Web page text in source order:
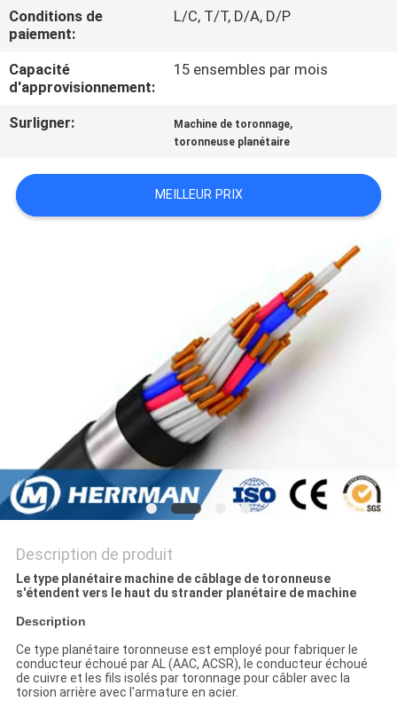
CONTACTEZ-
NOUS
NOUVELLES
UNE
CITATION
POLITIQUE
CONFIDENTIALITÉ
Conditions de
paiement:
L/C, T/T, D/A, D/P
Capacité
d'approvisionnement:
15 ensembles par mois
Surligner: Machine de toronnage,
toronneuse planétaire
MEILLEUR PRIX
Description de produit
Le type planétaire machine de câblage de toronneuse
s'étendent vers le haut du strander planétaire de machine
Description
Ce type planétaire toronneuse est employé pour fabriquer le
conducteur échoué par AL (AAC, ACSR), le conducteur échoué
de cuivre et les fils isolés par toronnage pour câbler avec la
torsion arrière avec l'armature en acier.